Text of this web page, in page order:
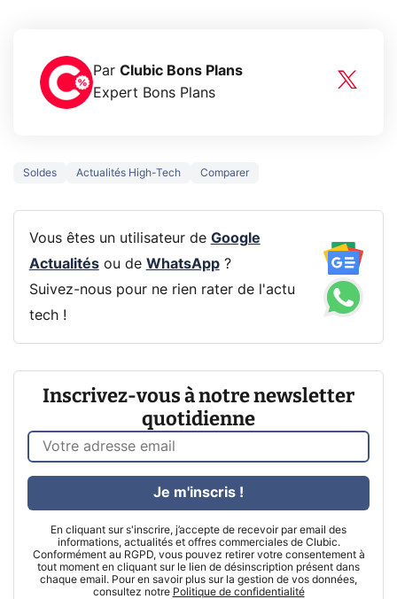
Par Clubic Bons Plans
Expert Bons Plans
Soldes Actualités High-Tech Comparer
Vous êtes un utilisateur de Google
Actualitésou de WhatsApp?
Suivez-nous pour ne rien rater de l'actu
tech !
Inscrivez-vous à notre newsletter
quotidienne
En cliquant sur s'inscrire, j’accepte de recevoir par email des
informations, actualités et offres commerciales de Clubic.
Conformément au RGPD, vous pouvez retirer votre consentement à
tout moment en cliquant sur le lien de désinscription présent dans
chaque email. Pour en savoir plus sur la gestion de vos données,
consultez notre Politique de confidentialité
Je m'inscris !